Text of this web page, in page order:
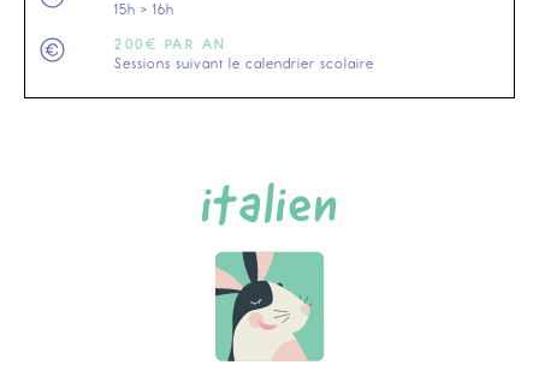
15h > 16h
200€ PAR AN
Sessions suivant le calendrier scolaire
italien